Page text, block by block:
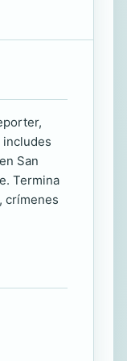
San
Termina
crímenes